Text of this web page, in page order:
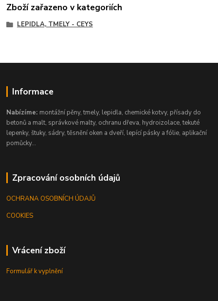
Zboží zařazeno v kategoriích
LEPIDLA, TMELY - CEYS
Informace
Nabízíme: montážní pěny, tmely, lepidla, chemické kotvy, přísady do
betonů a malt, správkové malty, ochranu dřeva, hydroizolace, tekuté
lepenky, štuky, sádry, těsnění oken a dveří, lepící pásky a fólie, aplikační
pomůcky...
Zpracování osobních údajů
OCHRANA OSOBNÍCH ÚDAJŮ
COOKIES
Vrácení zboží
Formulář k vyplnění